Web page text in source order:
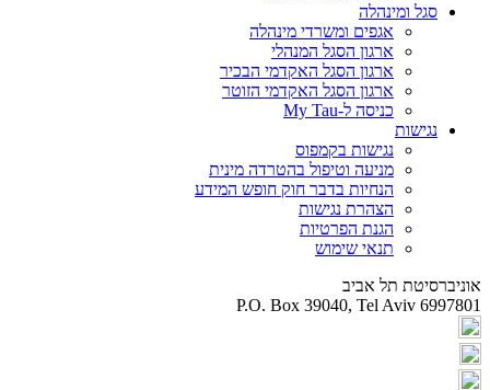
סגל ומינהלה
אגפים ומשרדי מינהלה
ארגון הסגל המנהלי
ארגון הסגל האקדמי הבכיר
ארגון הסגל האקדמי הזוטר
כניסה ל-My Tau
נגישות
נגישות בקמפוס
מניעה וטיפול בהטרדה מינית
הנחיות בדבר חוק חופש המידע
הצהרת נגישות
הגנת הפרטיות
תנאי שימוש
אוניברסיטת תל אביב
P.O. Box 39040, Tel Aviv 6997801